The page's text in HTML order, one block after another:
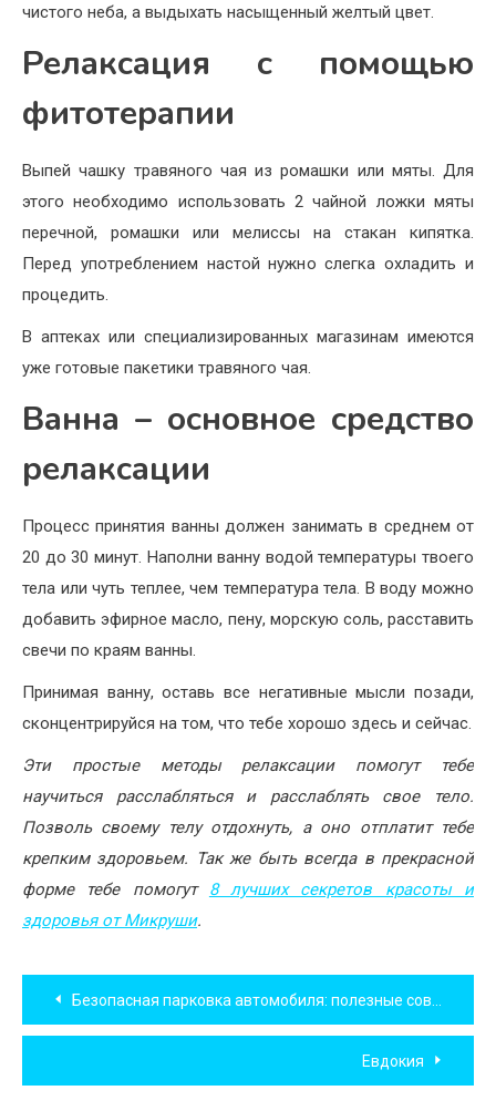
чистого неба, а выдыхать насыщенный желтый цвет.
Релаксация с помощью
фитотерапии
Выпей чашку травяного чая из ромашки или мяты. Для
этого необходимо использовать 2 чайной ложки мяты
перечной, ромашки или мелиссы на стакан кипятка.
Перед употреблением настой нужно слегка охладить и
процедить.
В аптеках или специализированных магазинам имеются
уже готовые пакетики травяного чая.
Ванна – основное средство
релаксации
Процесс принятия ванны должен занимать в среднем от
20 до 30 минут. Наполни ванну водой температуры твоего
тела или чуть теплее, чем температура тела. В воду можно
добавить эфирное масло, пену, морскую соль, расставить
свечи по краям ванны.
Принимая ванну, оставь все негативные мысли позади,
сконцентрируйся на том, что тебе хорошо здесь и сейчас.
Эти простые методы релаксации помогут тебе
научиться расслабляться и расслаблять свое тело.
Позволь своему телу отдохнуть, а оно отплатит тебе
крепким здоровьем. Так же быть всегда в прекрасной
форме тебе помогут 8 лучших секретов красоты и
здоровья от Микруши.
Навигация
по
записям
Безопасная парковка автомобиля: полезные советы для автоледи
Евдокия